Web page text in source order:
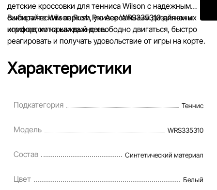
детские кроссовки для тенниса Wilson с надежным
синтетическим верхом, универсальным дизайном и
комфортом на каждый день.
Выбирайте Wilson Rush Pro Ace WRS335310 для юных
игроков, которым важно свободно двигаться, быстро
реагировать и получать удовольствие от игры на корте.
Характеристики
Подкатегория Теннис
Модель WRS335310
Состав Синтетический материал
Цвет Белый